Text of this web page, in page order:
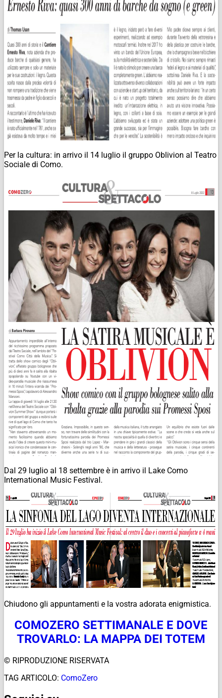
Per la cultura: in arrivo il 14 luglio il gruppo Oblivion al Teatro
Sociale di Como.
Dal 29 luglio al 18 settembre è in arrivo il Lake Como
International Music Festival.
Chiudono gli appuntamenti e la vostra adorata enigmistica.
COMOZERO SETTIMANALE E DOVE
TROVARLO: LA MAPPA DEI TOTEM
© RIPRODUZIONE RISERVATA
TAG ARTICOLO: ComoZero